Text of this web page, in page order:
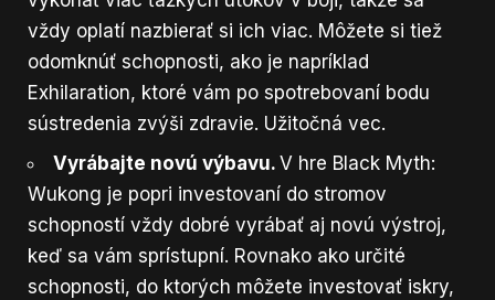
vždy oplatí nazbierať si ich viac. Môžete si tiež
odomknúť schopnosti, ako je napríklad
Exhilaration, ktoré vám po spotrebovaní bodu
sústredenia zvýši zdravie. Užitočná vec.
Vyrábajte novú výbavu. V hre Black Myth:
Wukong je popri investovaní do stromov
schopností vždy dobré vyrábať aj novú výstroj,
keď sa vám sprístupní. Rovnako ako určité
schopnosti, do ktorých môžete investovať iskry,